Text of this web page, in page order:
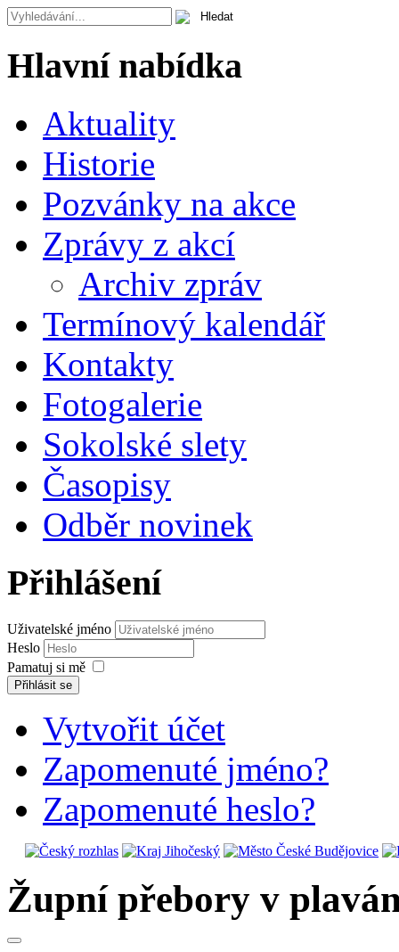
Hlavní nabídka
Aktuality
Historie
Pozvánky na akce
Zprávy z akcí
Archiv zpráv
Termínový kalendář
Kontakty
Fotogalerie
Sokolské slety
Časopisy
Odběr novinek
Přihlášení
Uživatelské jméno
Heslo
Pamatuj si mě
Přihlásit se
Vytvořit účet
Zapomenuté jméno?
Zapomenuté heslo?
Župní přebory v